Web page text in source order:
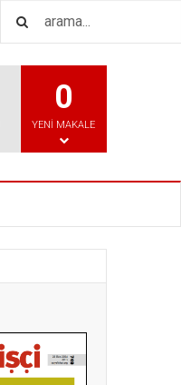
0
YENI MAKALE